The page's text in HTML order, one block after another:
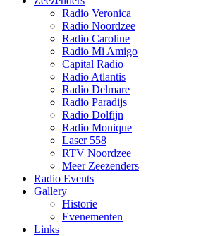
Radio Veronica
Radio Noordzee
Radio Caroline
Radio Mi Amigo
Capital Radio
Radio Atlantis
Radio Delmare
Radio Paradijs
Radio Dolfijn
Radio Monique
Laser 558
RTV Noordzee
Meer Zeezenders
Radio Events
Gallery
Historie
Evenementen
Links